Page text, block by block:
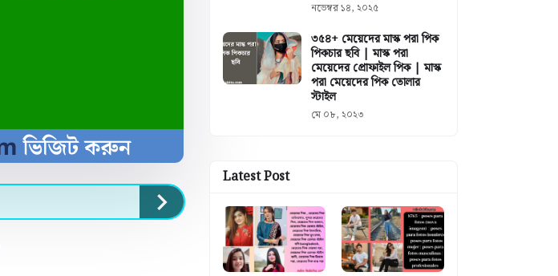
নভেম্বর ১৪, ২০২৫
৩৫৪+ মেয়েদের মাস্ক পরা পিক
পিকচার ছবি | মাস্ক পরা
মেয়েদের প্রোফাইল পিক | মাস্ক
পরা মেয়েদের পিক তোলার
স্টাইল
মে ০৮, ২০২৩
Latest Post